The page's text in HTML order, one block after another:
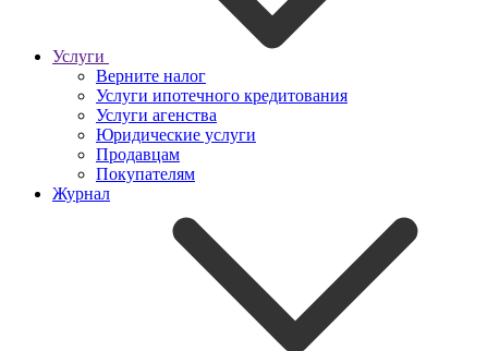
Услуги
Верните налог
Услуги ипотечного кредитования
Услуги агенства
Юридические услуги
Продавцам
Покупателям
Журнал